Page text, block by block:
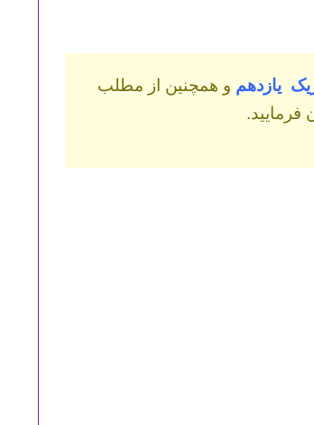
یازدهم و همچنین از مطلب
فرمایید.